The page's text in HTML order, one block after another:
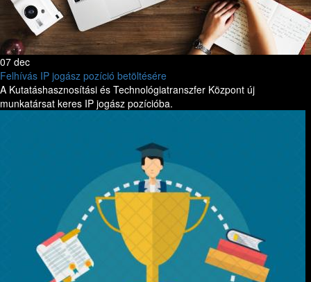
07 dec
Felhívás IP jogász pozíció betöltésére
A Kutatáshasznosítási és Technológiatranszfer Központ új
munkatársat keres IP jogász pozícióba.